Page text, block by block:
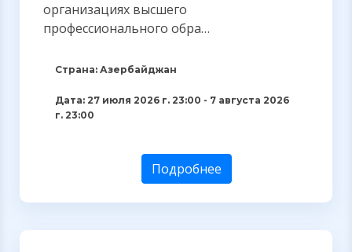
организациях высшего
профессионального обра…
Страна: Азербайджан
Дата: 27 июля 2026 г. 23:00 - 7 августа 2026
г. 23:00
Подробнее